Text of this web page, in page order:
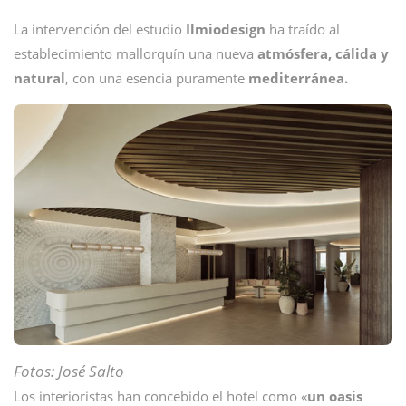
La intervención del estudio Ilmiodesign ha traído al
establecimiento mallorquín una nueva atmósfera, cálida y
natural, con una esencia puramente mediterránea.
Fotos: José Salto
Los interioristas han concebido el hotel como «un oasis